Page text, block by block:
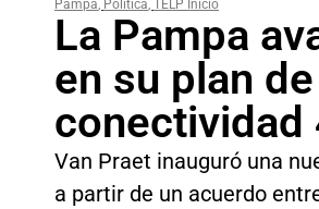
Pampa, Política, TELP Inicio
La Pampa
en su plan de
conectividad
Van Praet inauguró una
a partir de un acuerdo